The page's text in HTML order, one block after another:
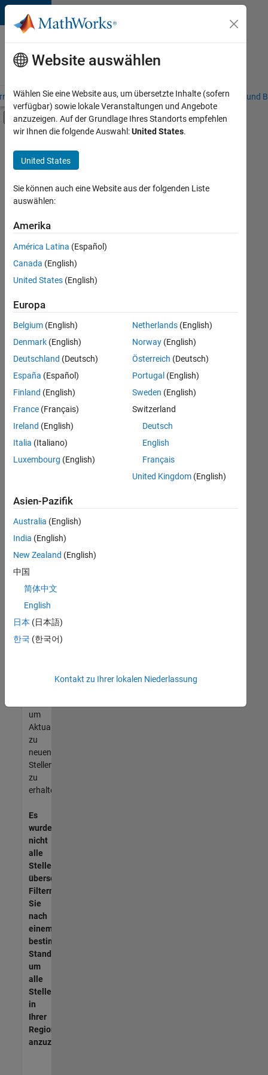
Weiter zum Inhalt
Karriere
bei
MathWorks
– Übersicht Stellensuche Niederlassungen Studierende und
Umschaltung für Off-Canvas-
Hauptinhalt
Commercial Sales
Education Sales
Sales Operations
Marketing Services
Business Model Team
Finance and Operations
Human Resources
Legal
+7
Derzeit
es
keine
offenen
Stellen,
Ihren
Suchkriterien
entsprechen.
können
die
Suchkriterien
weiter
fassen
oder
alle
Stellenangebote
anzeigen .
noch
keine
offenen
Stellen
können,
die
Ihren
entsprechen,
werden
unseres
um
Aktualisierungen
zu
neuen
Stellenangeboten
zu
erhalten.
Es
wurden
nicht
alle
Stellen
übersetzt.
Filtern
Sie
nach
einem
bestimmten
Standort,
um
alle
Stellenangebote
in
Ihrer
Region
anzuzeigen.
Website auswählen
Wählen Sie eine Website aus, um übersetzte Inhalte (sofern
verfügbar) sowie lokale Veranstaltungen und Angebote
anzuzeigen. Auf der Grundlage Ihres Standorts empfehlen
wir Ihnen die folgende Auswahl:United States.
United States
Sie können auch eine Website aus der folgenden Liste
auswählen:
Amerika
América Latina (Español)
Canada (English)
United States (English)
Europa
Belgium (English)
Denmark (English)
Deutschland (Deutsch)
España (Español)
Finland (English)
France (Français)
Ireland (English)
Italia (Italiano)
Luxembourg (English)
Netherlands(English)
Norway(English)
Österreich (Deutsch)
Portugal (English)
Sweden (English)
Switzerland
Deutsch
English
Français
United Kingdom(English)
Asien-Pazifik
Australia (English)
India (English)
New Zealand (English)
中国
简体中文
English
日本 (日本語)
한국 (한국어)
Kontakt zu Ihrer lokalen Niederlassung